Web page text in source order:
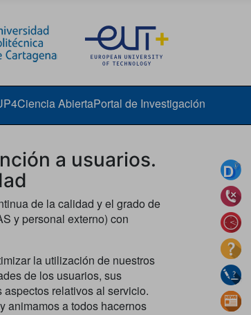
Ciencia AbiertaPortal de Investigación
a usuarios.
de la calidad y el grado de
y personal externo) con
la utilización de nuestros
de los usuarios, sus
relativos al servicio.
y animamos a todos hacernos